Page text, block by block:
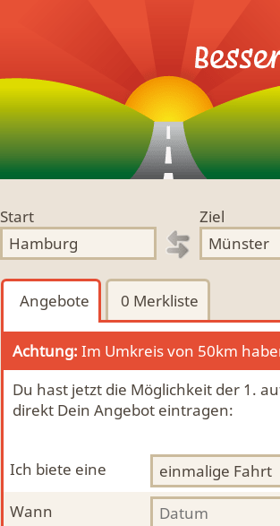
Start
Ziel
Angebote 0 Merkliste
Achtung: Im Umkreis von 50km
Du hast jetzt die Möglichkeit der 1.
direkt Dein Angebot eintragen:
Ich biete eine
Wann